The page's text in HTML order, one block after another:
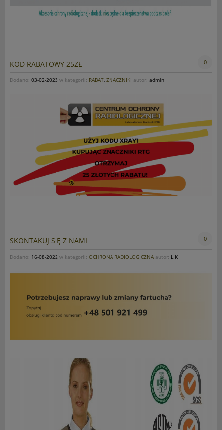
KOD RABATOWY 25ZŁ 0
Dodano: 03-02-2023 w kategorii: RABAT, ZNACZNIKI autor: admin
SKONTAKUJ SIĘ Z NAMI 0
Dodano: 16-08-2022 w kategorii: OCHRONA RADIOLOGICZNA autor: Ł.K